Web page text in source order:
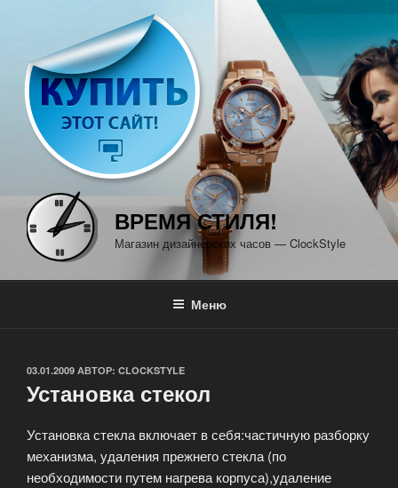
содержимому
ВРЕМЯ СТИЛЯ!
Магазин дизайнерских часов — ClockStyle
Меню
ОПУБЛИКОВАНО
03.01.2009 АВТОР: CLOCKSTYLE
Установка стекол
Установка стекла включает в себя:частичную разборку
механизма, удаления прежнего стекла (по
необходимости путем нагрева корпуса),удаление